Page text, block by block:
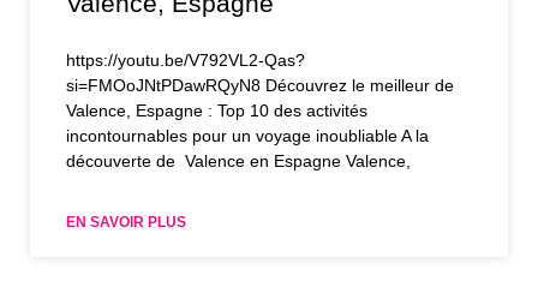
https://youtu.be/V792VL2-Qas?
si=FMOoJNtPDawRQyN8 Découvrez le meilleur de
Valence, Espagne : Top 10 des activités
incontournables pour un voyage inoubliable A la
découverte de Valence en Espagne Valence,
EN SAVOIR PLUS